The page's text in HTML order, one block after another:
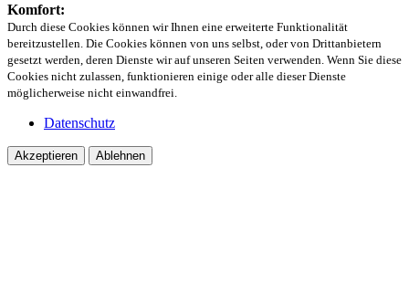
Komfort:
Durch diese Cookies können wir Ihnen eine erweiterte Funktionalität
bereitzustellen. Die Cookies können von uns selbst, oder von Drittanbietern
gesetzt werden, deren Dienste wir auf unseren Seiten verwenden. Wenn Sie diese
Cookies nicht zulassen, funktionieren einige oder alle dieser Dienste
möglicherweise nicht einwandfrei.
Datenschutz
Akzeptieren Ablehnen